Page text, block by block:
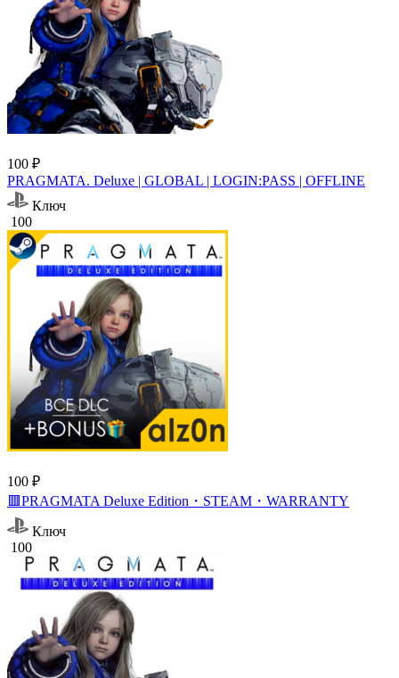
100 ₽
PRAGMATA. Deluxe | GLOBAL | LOGIN:PASS | OFFLINE
Ключ
100
100 ₽
🟥PRAGMATA Deluxe Edition・STEAM・WARRANTY
Ключ
100